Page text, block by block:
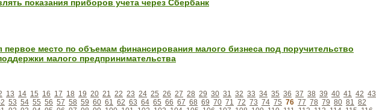
показания приборов учета через Сбербанк
первое место по объемам финансирования малого бизнеса под поручительство
малого предпринимательства
13 14 15 16 17 18 19 20 21 22 23 24 25 26 27 28 29 30 31 32 33 34 35 36 37 38 39 40 41 42 43
53 54 55 56 57 58 59 60 61 62 63 64 65 66 67 68 69 70 71 72 73 74 75 76 77 78 79 80 81 82